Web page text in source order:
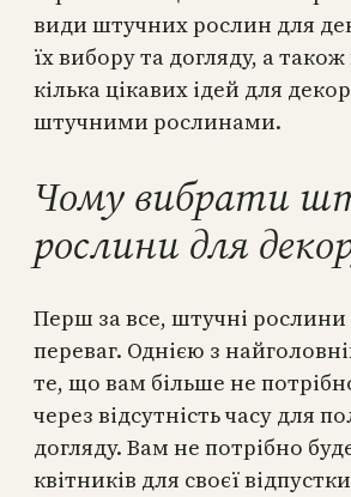
види штучних рослин для
їх вибору та догляду, а
кілька цікавих ідей для
штучними рослинами.
Чому вибрати
рослини для
Перш за все, штучні рослини
переваг. Однією з
те, що вам більше не
через відсутність часу для
догляду. Вам не потрібно
квітників для своєї